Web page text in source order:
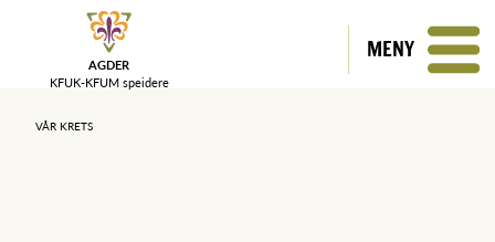
AGDER
KFUK-KFUM speidere
MENY
VÅR KRETS